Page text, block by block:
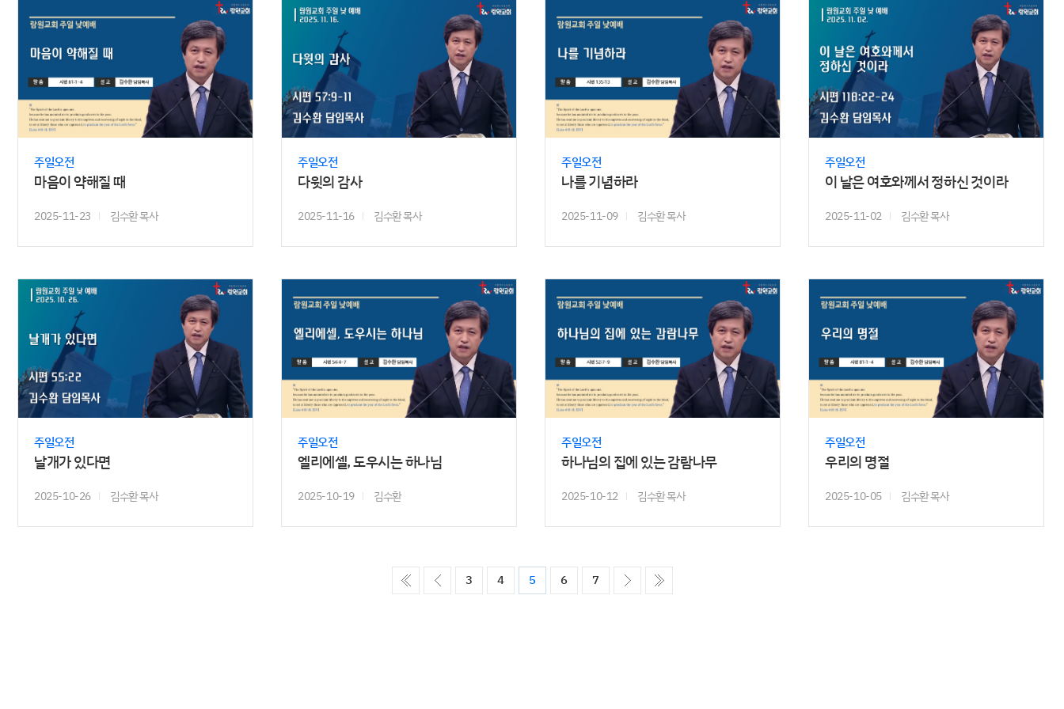
주일오전
마음이 약해질 때
2025-11-23 김수환 목사
주일오전
다윗의 감사
2025-11-16 김수환 목사
주일오전
나를 기념하라
2025-11-09 김수환 목사
주일오전
이 날은 여호와께서 정하신 것이라
2025-11-02 김수환 목사
주일오전
날개가 있다면
2025-10-26 김수환 목사
주일오전
엘리에셀, 도우시는 하나님
2025-10-19 김수환
주일오전
하나님의 집에 있는 감람나무
2025-10-12 김수환 목사
주일오전
우리의 명절
2025-10-05 김수환 목사
ó�� ����
3 4 5 6 7 ����������